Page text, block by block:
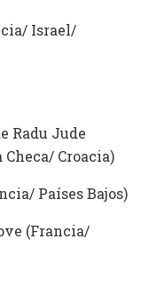
Israel/
Radu Jude
Croacia)
Países Bajos)
(Francia/